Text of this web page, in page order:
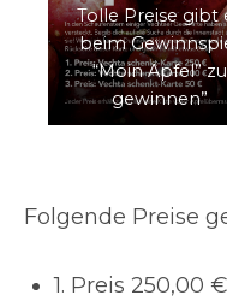
Tolle Preise gibt
beim
“Moin Apfel” zu
gewinnen”
Folgende Preise
1. Preis 250,00 €